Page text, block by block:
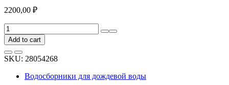
2200,00 ₽
Вертикальный
трап
дождеприемник
под
водосточную
трубу
Add to cart
SKU: 28054268
Водосборники для дождевой воды